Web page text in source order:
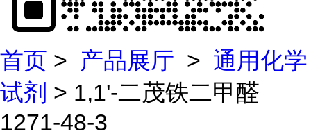
首页 > 产品展厅 > 通用化学
试剂 > 1,1'-二茂铁二甲醛
1271-48-3